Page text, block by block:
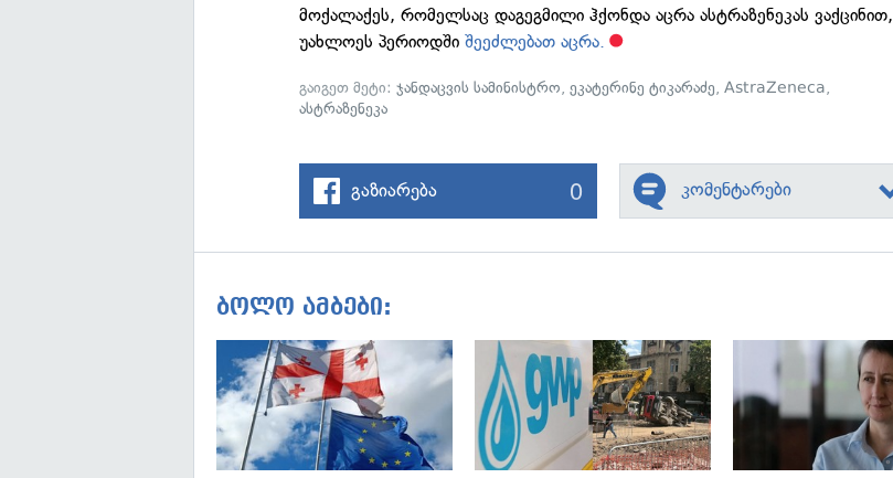
მოქალაქეს, რომელსაც დაგეგმილი ჰქონდა აცრა ასტრაზენეკას ვაქცინით,
უახლოეს პერიოდშიშეეძლებათ აცრა.
გაიგეთ მეტი:ჯანდაცვის სამინისტრო,ეკატერინე ტიკარაძე,AstraZeneca,
ასტრაზენეკა
გაზიარება 0 კომენტარები
ბოლო ამბები:
გადახედვა გადახედვა